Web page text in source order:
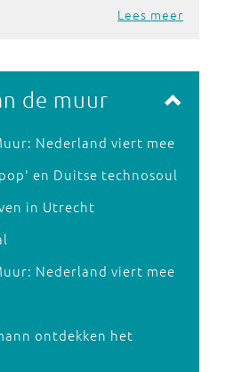
Lees meer
de muur
Nederland viert mee
en Duitse technosoul
in Utrecht
Nederland viert mee
ontdekken het